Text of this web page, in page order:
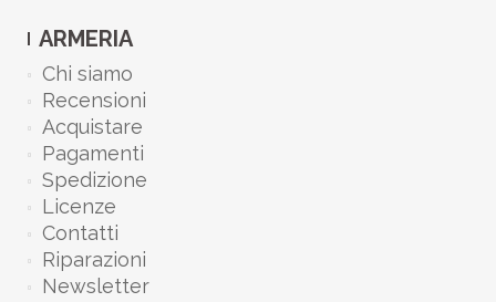
ARMERIA
Chi siamo
Recensioni
Acquistare
Pagamenti
Spedizione
Licenze
Contatti
Riparazioni
Newsletter